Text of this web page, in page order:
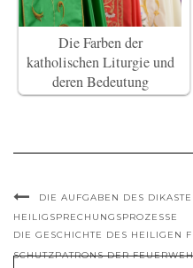
Die Farben der
katholischen Liturgie und
deren Bedeutung
DIE AUFGABEN DES
HEILIGSPRECHUNGSPROZESSE
DIE GESCHICHTE DES HEILIGEN
SCHUTZPATRONS DER